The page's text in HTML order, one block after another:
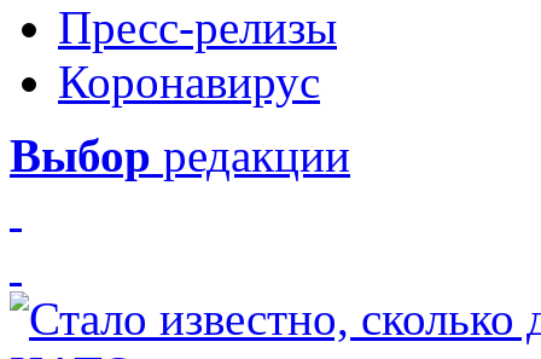
Пресс-релизы
Коронавирус
Выбор редакции